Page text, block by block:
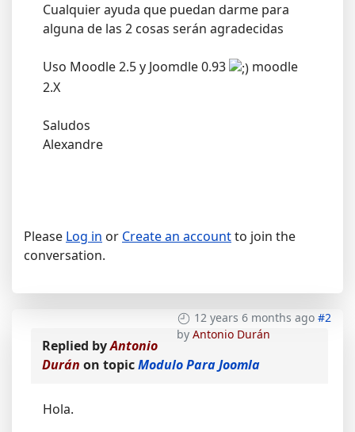
Cualquier ayuda que puedan darme para
alguna de las 2 cosas serán agradecidas
Uso Moodle 2.5 y Joomdle 0.93
moodle
2.X
Saludos
Alexandre
Please Log in or Create an accountto join the
conversation.
12 years 6 months ago #2
by Antonio Durán
Replied byAntonio
Durán on topicModulo Para Joomla
Hola.